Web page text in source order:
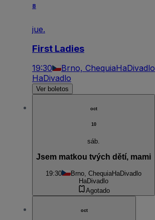
8
jue.
First Ladies
19:30 Brno, ChequiaHaDivadlo
HaDivadlo
Ver boletos
oct
10
sáb.
Jsem matkou tvých dětí, mami
19:30 Brno, ChequiaHaDivadlo
HaDivadlo
Agotado
oct